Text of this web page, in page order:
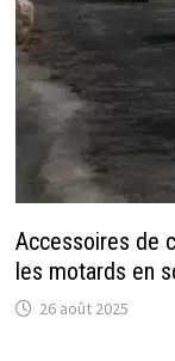
Accessoires de
les motards en
26 août 2025